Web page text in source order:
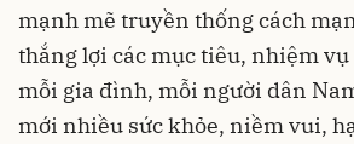
mạnh mẽ truyền thống cách
thắng lợi các mục tiêu, nhiệm vụ
mỗi gia đình, mỗi người dân
mới nhiều sức khỏe, niềm vui,